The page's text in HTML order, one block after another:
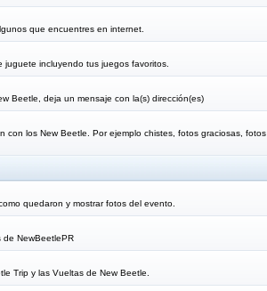
que encuentres en internet.
incluyendo tus juegos favoritos.
Beetle, deja un mensaje con la(s) dirección(es)
los New Beetle. Por ejemplo chistes, fotos graciosas, fotos
quedaron y mostrar fotos del evento.
de NewBeetlePR
Trip y las Vueltas de New Beetle.